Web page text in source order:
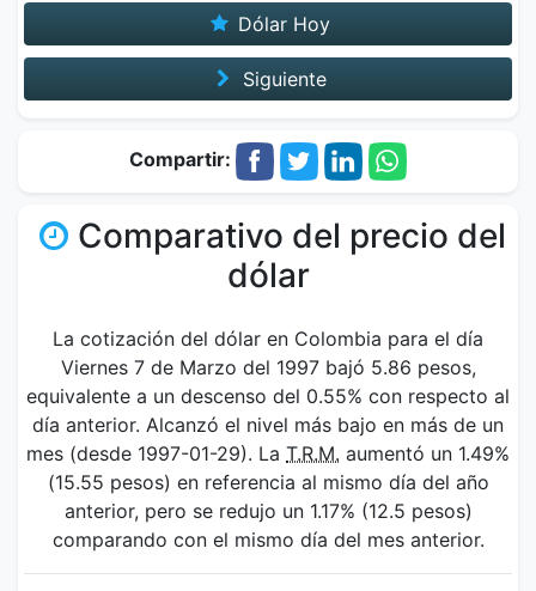
Dólar Hoy
Siguiente
Compartir:
Comparativo del precio del
dólar
La cotización del dólar en Colombia para el día
Viernes 7 de Marzo del 1997 bajó 5.86 pesos,
equivalente a un descenso del 0.55% con respecto al
día anterior. Alcanzó el nivel más bajo en más de un
mes (desde 1997-01-29). La T.R.M. aumentó un 1.49%
(15.55 pesos) en referencia al mismo día del año
anterior, pero se redujo un 1.17% (12.5 pesos)
comparando con el mismo día del mes anterior.